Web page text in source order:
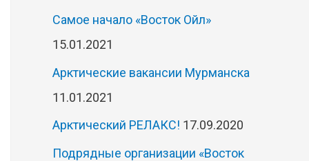
Самое начало «Восток Ойл»
15.01.2021
Арктические вакансии Мурманска
11.01.2021
Арктический РЕЛАКС! 17.09.2020
Подрядные организации «Восток